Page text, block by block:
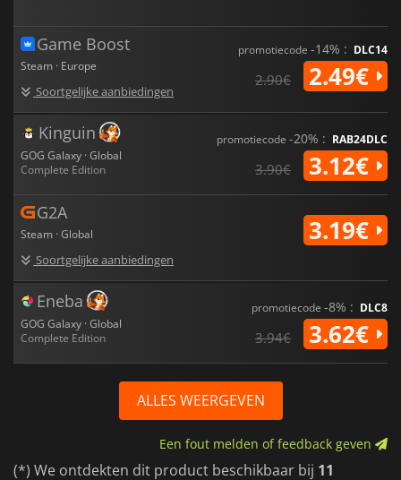
Game Boost
Steam · Europe
Soortgelijke aanbiedingen
promotiecode -14% : DLC14
2.90€ 2.49€
Kinguin
GOG Galaxy · Global
Complete Edition
promotiecode -20% : RAB24DLC
3.90€ 3.12€
G2A
Steam · Global
Soortgelijke aanbiedingen
3.19€
Eneba
GOG Galaxy · Global
Complete Edition
promotiecode -8% : DLC8
3.94€ 3.62€
ALLES WEERGEVEN
Een fout melden of feedback geven
(*) We ontdekten dit product beschikbaar bij 11